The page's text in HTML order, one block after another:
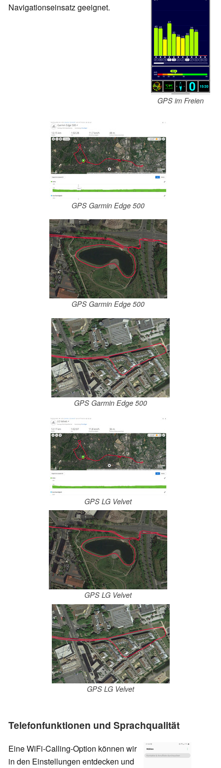
GPS im Freien
Navigationseinsatz geeignet.
GPS Garmin Edge 500
GPS Garmin Edge 500
GPS Garmin Edge 500
GPS LG Velvet
GPS LG Velvet
GPS LG Velvet
Telefonfunktionen und Sprachqualität
Eine WiFi-Calling-Option können wir
in den Einstellungen entdecken und